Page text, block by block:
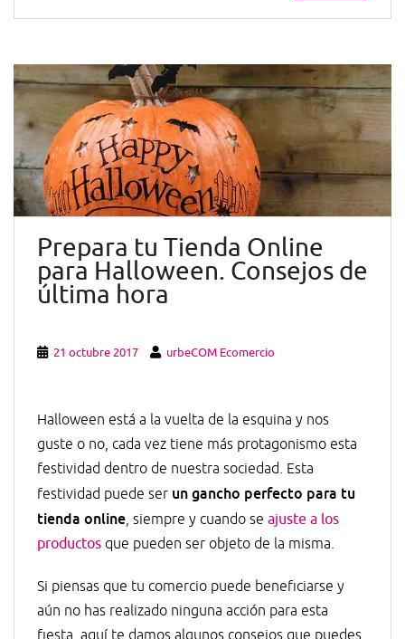
Prepara tu Tienda Online
para Halloween. Consejos de
última hora
21 octubre 2017 urbeCOM Ecomercio
Halloween está a la vuelta de la esquina y nos
guste o no, cada vez tiene más protagonismo esta
festividad dentro de nuestra sociedad. Esta
festividad puede ser un gancho perfecto para tu
tienda online, siempre y cuando se ajuste a los
productos que pueden ser objeto de la misma.
Si piensas que tu comercio puede beneficiarse y
aún no has realizado ninguna acción para esta
fiesta, aquí te damos algunos consejos que puedes